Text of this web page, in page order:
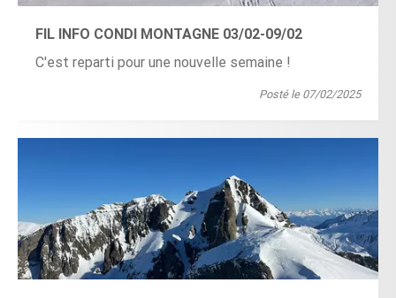
FIL INFO CONDI MONTAGNE 03/02-09/02
C'est reparti pour une nouvelle semaine !
Posté le 07/02/2025